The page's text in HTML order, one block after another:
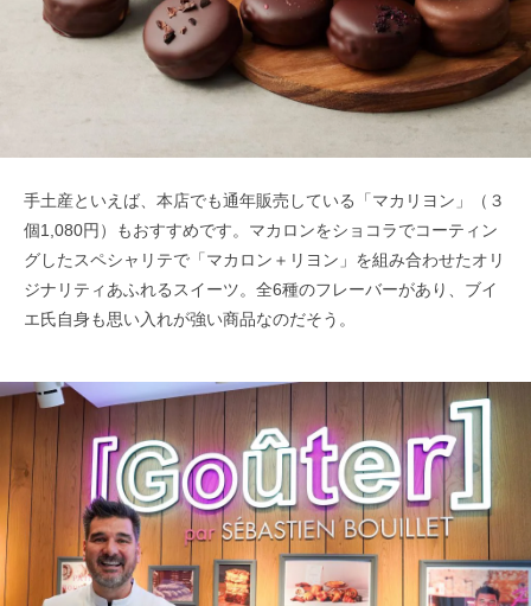
手土産といえば、本店でも通年販売している「マカリヨン」（３
個1,080円）もおすすめです。マカロンをショコラでコーティン
グしたスペシャリテで「マカロン＋リヨン」を組み合わせたオリ
ジナリティあふれるスイーツ。全6種のフレーバーがあり、ブイ
エ氏自身も思い入れが強い商品なのだそう。